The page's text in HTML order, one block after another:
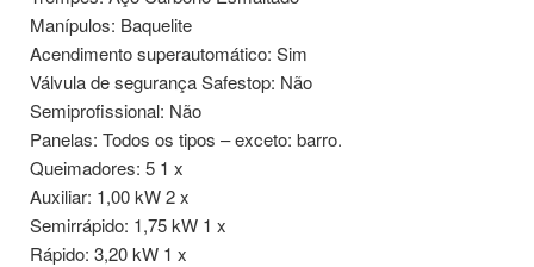
Manípulos: Baquelite
Acendimento superautomático: Sim
Válvula de segurança Safestop: Não
Semiprofissional: Não
Panelas: Todos os tipos – exceto: barro.
Queimadores: 5 1 x
Auxiliar: 1,00 kW 2 x
Semirrápido: 1,75 kW 1 x
Rápido: 3,20 kW 1 x